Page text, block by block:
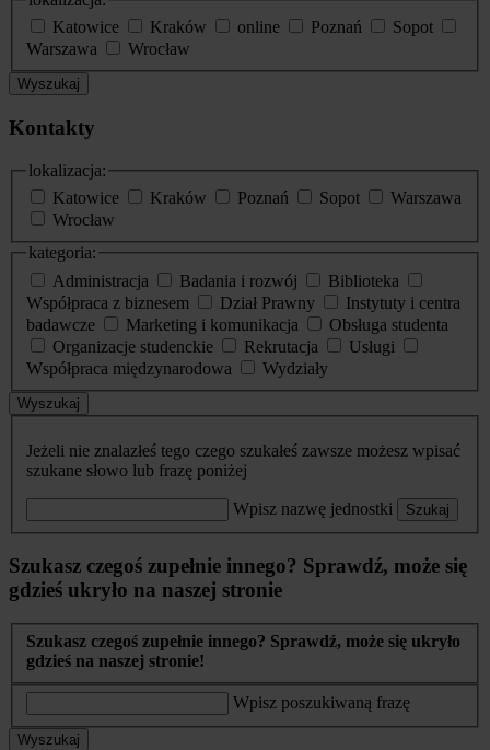
Katowice
Kraków online Poznań
Sopot
Warszawa
Wrocław
Wyszukaj
Kontakty
lokalizacja:
Katowice
Kraków Poznań Sopot
Warszawa
Wrocław
kategoria:
Administracja
Badania i rozwój
Biblioteka
Współpraca z biznesem
Dział Prawny
Instytuty i centra
badawcze
Marketing i komunikacja
Obsługa studenta
Organizacje studenckie
Rekrutacja
Usługi
Współpraca międzynarodowa
Wydziały
Wyszukaj
Jeżeli nie znalazłeś tego czego szukałeś zawsze możesz wpisać
szukane słowo lub frazę poniżej
Wpisz nazwę jednostki Szukaj
Szukasz czegoś zupełnie innego? Sprawdź, może się
gdzieś ukryło na naszej stronie
Szukasz czegoś zupełnie innego? Sprawdź, może się ukryło
gdzieś na naszej stronie!
Wpisz poszukiwaną frazę
Wyszukaj